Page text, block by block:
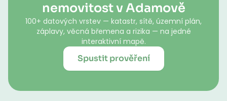
nemovitost v Adamově
100+ datových vrstev — katastr, sítě, územní plán,
záplavy, věcná břemena a rizika — na jedné
interaktivní mapě.
Spustit prověření